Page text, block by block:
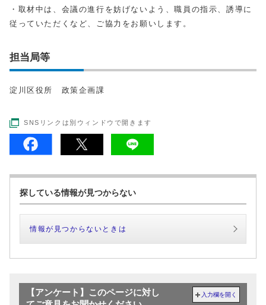
・取材中は、会議の進行を妨げないよう、職員の指示、誘導に
従っていただくなど、ご協力をお願いします。
担当局等
淀川区役所 政策企画課
SNSリンクは別ウィンドウで開きます
探している情報が見つからない
情報が見つからないときは
【アンケート】このページに対し
入力欄を開く